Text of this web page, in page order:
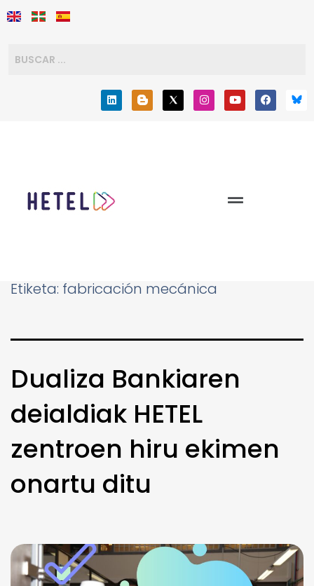
Etiketa: fabricación mecánica
Dualiza Bankiaren
deialdiak HETEL
zentroen hiru ekimen
onartu ditu